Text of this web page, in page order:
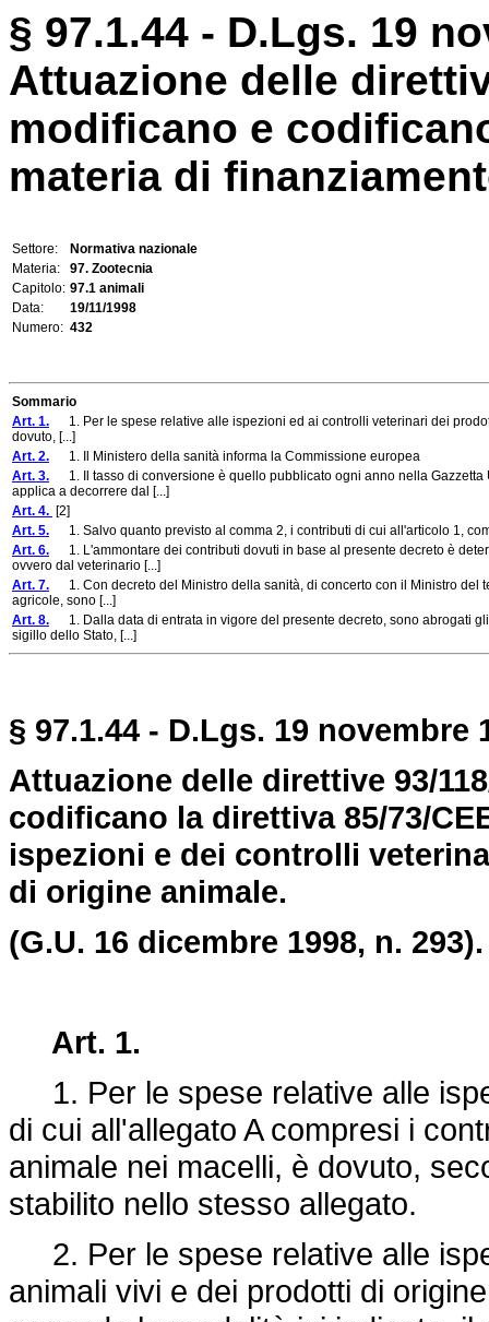
§ 97.1.44 - D.Lgs. 19
Attuazione delle
modificano e
materia di
Settore:
Normativa nazionale
Materia:
97. Zootecnia
Capitolo: 97.1 animali
Data:
19/11/1998
Numero: 432
Sommario
Art. 1. 1. Per le spese relative alle ispezioni ed ai controlli veterinari dei
dovuto, [...]
Art. 2. 1. Il Ministero della sanità informa la Commissione europea
Art. 3. 1. Il tasso di conversione è quello pubblicato ogni anno nella Gazzetta
applica a decorrere dal [...]
Art. 4. [2]
Art. 5. 1. Salvo quanto previsto al comma 2, i contributi di cui all'articolo 1,
Art. 6. 1. L'ammontare dei contributi dovuti in base al presente decreto è
ovvero dal veterinario [...]
Art. 7. 1. Con decreto del Ministro della sanità, di concerto con il Ministro del
agricole, sono [...]
Art. 8. 1. Dalla data di entrata in vigore del presente decreto, sono abrogati
sigillo dello Stato, [...]
§ 97.1.44 - D.Lgs. 19 novembre
Attuazione delle direttive 93/
codificano la direttiva 85/73/
ispezioni e dei controlli
di origine animale.
(G.U. 16 dicembre 1998, n. 293).
Art. 1.
1. Per le spese relative alle
di cui all'allegato A compresi i
animale nei macelli, è dovuto,
stabilito nello stesso allegato.
2. Per le spese relative alle
animali vivi e dei prodotti di